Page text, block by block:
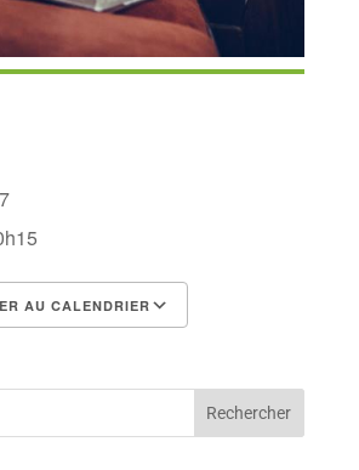
AU CALENDRIER